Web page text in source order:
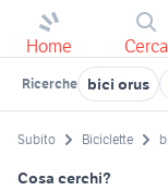
Home Cerca
Ricerche bici orus
Subito Biciclette
Cosa cerchi?